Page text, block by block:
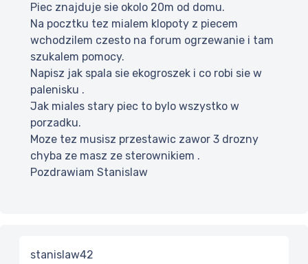
Piec znajduje sie okolo 20m od domu.
Na pocztku tez mialem klopoty z piecem
wchodzilem czesto na forum ogrzewanie i tam
szukalem pomocy.
Napisz jak spala sie ekogroszek i co robi sie w
palenisku .
Jak miales stary piec to bylo wszystko w
porzadku.
Moze tez musisz przestawic zawor 3 drozny
chyba ze masz ze sterownikiem .
Pozdrawiam Stanislaw
stanislaw42